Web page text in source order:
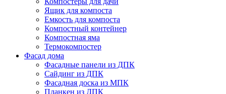
Ящик для компоста
Емкость для компоста
Компостный контейнер
Компостная яма
Термокомпостер
Фасад дома
Фасадные панели из ДПК
Сайдинг из ДПК
Фасадная доска из МПК
Планкен из ДПК